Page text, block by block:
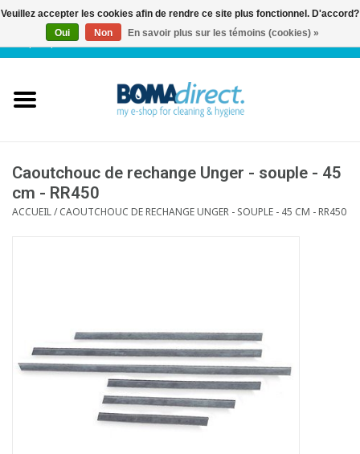
FR| 0 Articles
Service client
Blog
Caoutchouc de rechange Unger - souple - 45
cm - RR450
ACCUEIL/CAOUTCHOUC DE RECHANGE UNGER - SOUPLE - 45 CM - RR450
Veuillez accepter les cookies afin de rendre ce site plus fonctionnel. D'accord?
Oui
Non En savoir plus sur les témoins (cookies) »